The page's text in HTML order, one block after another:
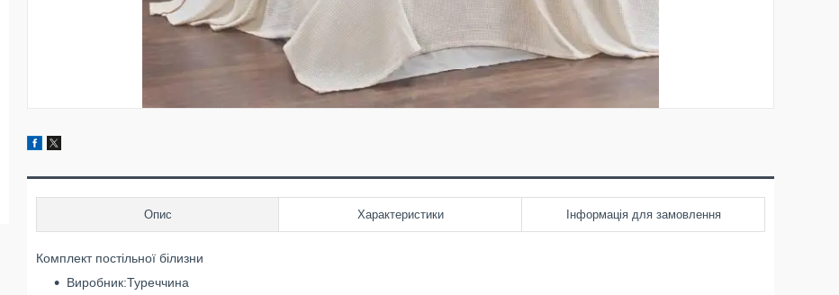
Опис Характеристики Інформація для замовлення
Комплект постільної білизни
Виробник:Туреччина